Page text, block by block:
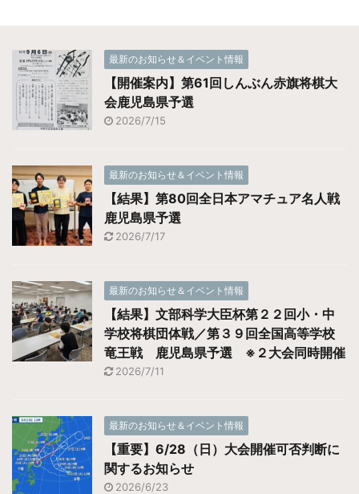
最新のお知らせ＆イベント情報
【開催案内】第61回しんぶん赤旗将棋大
会鹿児島県予選
2026/7/15
最新のお知らせ＆イベント情報
【結果】第80回全日本アマチュア名人戦
鹿児島県予選
2026/7/17
最新のお知らせ＆イベント情報
【結果】文部科学大臣杯第２２回小・中
学校将棋団体戦／第３９回全国高等学校
竜王戦 鹿児島県予選 ※２大会同時開催
2026/7/11
最新のお知らせ＆イベント情報
【重要】6/28（日）大会開催可否判断に
関するお知らせ
2026/6/23